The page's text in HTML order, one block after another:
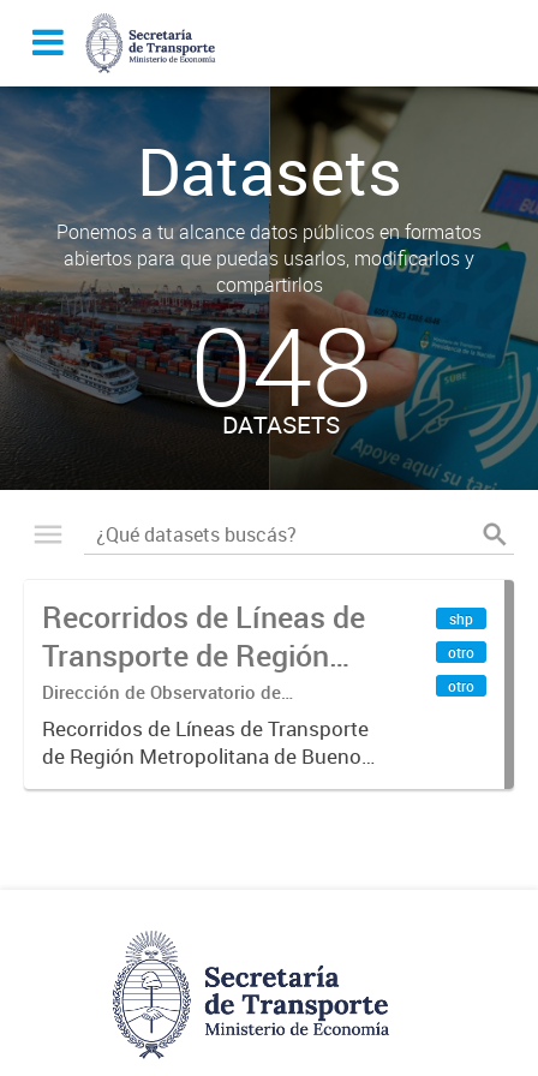
Datasets
Ponemos a tu alcance datos públicos en formatos
abiertos para que puedas usarlos, modificarlos y
compartirlos
048
DATASETS
Recorridos de Líneas de
Transporte de Región
Metropolitana de
Buenos Aires (RMBA)
Dirección de Observatorio de
Transporte, Estudio y Sistemas
Recorridos de Líneas de Transporte
de Región Metropolitana de Buenos
Aires (RMBA).-
shp
otro
otro